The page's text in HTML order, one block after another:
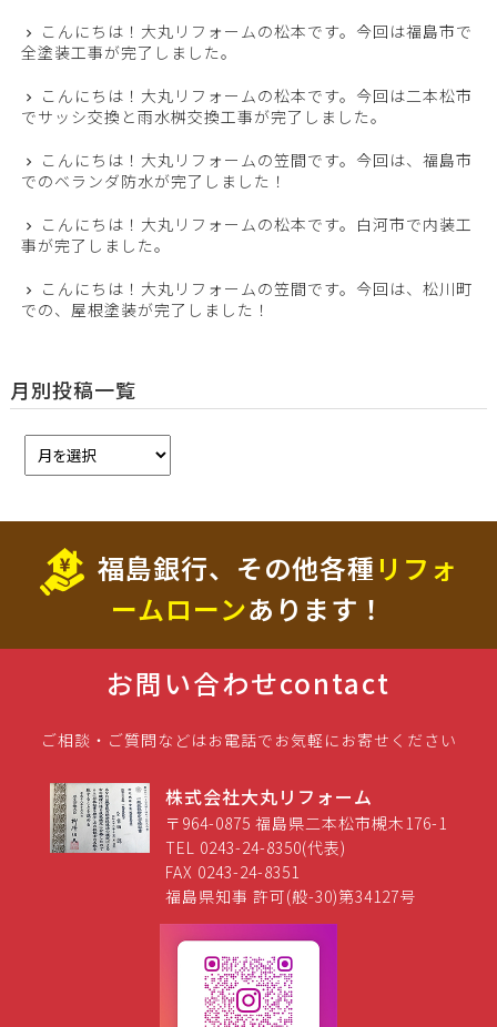
こんにちは！大丸リフォームの松本です。今回は福島市で
全塗装工事が完了しました。
こんにちは！大丸リフォームの松本です。今回は二本松市
でサッシ交換と雨水桝交換工事が完了しました。
こんにちは！大丸リフォームの笠間です。今回は、福島市
でのベランダ防水が完了しました！
こんにちは！大丸リフォームの松本です。白河市で内装工
事が完了しました。
こんにちは！大丸リフォームの笠間です。今回は、松川町
での、屋根塗装が完了しました！
月別投稿一覧
福島銀行、その他各種 リフォ
ームローンあります！
お問い合わせcontact
ご相談・ご質問などはお電話でお気軽にお寄せください
株式会社大丸リフォーム
〒964-0875 福島県二本松市槻木176-1
TEL 0243-24-8350(代表)
FAX 0243-24-8351
福島県知事 許可(般-30)第34127号